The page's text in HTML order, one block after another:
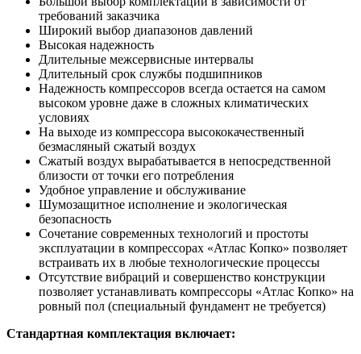
требований заказчика
Широкий выбор диапазонов давлений
Высокая надежность
Длительные межсервисные интервалы
Длительный срок службы подшипников
Надежность компрессоров всегда остается на самом
высоком уровне даже в сложных климатических
условиях
На выходе из компрессора высококачественный
безмасляный сжатый воздух
Сжатый воздух вырабатывается в непосредственной
близости от точки его потребления
Удобное управление и обслуживание
Шумозащитное исполнение и экологическая
безопасность
Сочетание современных технологий и простоты
эксплуатации в компрессорах «Атлас Копко» позволяет
встраивать их в любые технологические процессы
Отсутствие вибраций и совершенство конструкции
позволяет устанавливать компрессоры «Атлас Копко» на
ровный пол (специальный фундамент не требуется)
Стандартная комплектация включает: